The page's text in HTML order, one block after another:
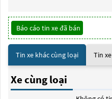
Báo cáo tin xe đã bán
Tin xe khác cùng loại Tin
Xe cùng loại